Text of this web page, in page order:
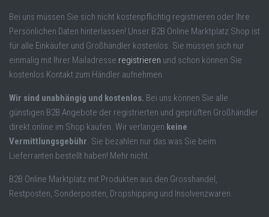
Bei uns müssen Sie sich nicht kostenpflichtig registrieren oder Ihre
Persönlichen Daten hinterlassen! Unser B2B Online Marktplatz Shop ist
für alle Einkäufer und Großhändler kostenlos. Sie müssen sich nur
einmalig mit Ihrer Mailadresse registrieren und schon können Sie
kostenlos Kontakt zum Händler aufnehmen.
Wir sind unabhängig und kostenlos. Bei uns können Sie alle
günstigen B2B Angebote der registrierten und geprüften Großhändler
direkt online im Shop kaufen. Wir verlangen keine
Vermittlungsgebühr. Sie bezahlen nur das was Sie beim
Lieferranten bestellt haben! Mehr nicht.
B2B Online Marktplatz mit Produkten aus den Grosshandel,
Restposten, Sonderposten, Dropshipping und Insolvenzwaren.